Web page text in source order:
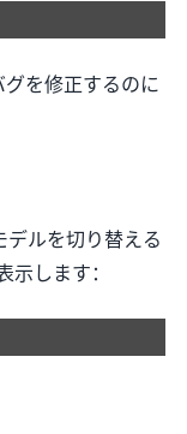
を修正するのに
ルを切り替える
します：